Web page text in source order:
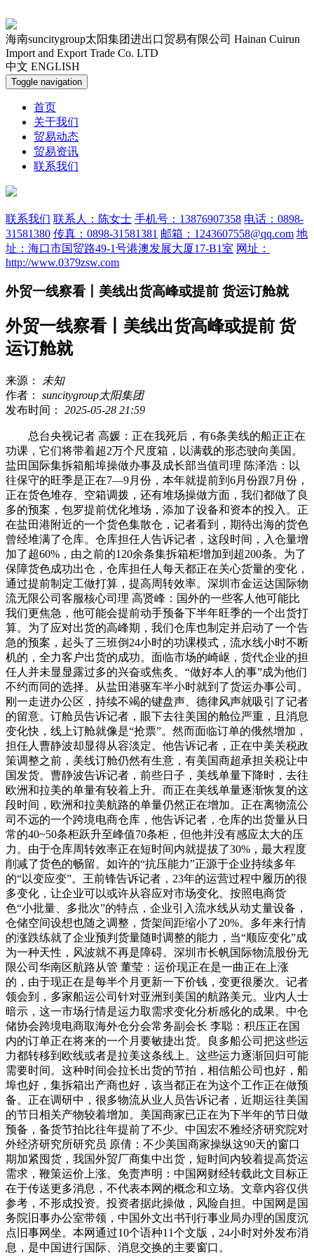
海南suncitygroup太阳集团进出口贸易有限公司 Hainan Cuirun
Import and Export Trade Co. LTD
中文 ENGLISH
Toggle navigation
首页
关于我们
贸易动态
贸易资讯
联系我们
联系我们 联系人：陈女士 手机号：13876907358 电话：0898-
31581380 传真：0898-31581381 邮箱：1243607558@qq.com 地
址：海口市国贸路49-1号港澳发展大厦17-B1室 网址：
http://www.0379zsw.com
外贸一线察看丨美线出货高峰或提前 货运订舱就
外贸一线察看丨美线出货高峰或提前 货
运订舱就
来源：
未知
作者： suncitygroup太阳集团
发布时间： 2025-05-28 21:59
总台央视记者 高媛：正在我死后，有6条美线的船正正在
功课，它们将带着超2万个尺度箱，以满载的形态驶向美国。
盐田国际集拆箱船埠操做办事及成长部当值司理 陈泽浩：以
往保守的旺季是正在7—9月份，本年就提前到6月份跟7月份，
正在货色堆存、空箱调拨，还有堆场操做方面，我们都做了良
多的预案，包罗提前优化堆场，添加了设备和资本的投入。正
在盐田港附近的一个货色集散仓，记者看到，期待出海的货色
曾经堆满了仓库。仓库担任人告诉记者，这段时间，入仓量增
加了超60%，由之前的120余条集拆箱柜增加到超200条。为了
保障货色成功出仓，仓库担任人每天都正在关心货量的变化，
通过提前制定工做打算，提高周转效率。深圳市金运达国际物
流无限公司客服核心司理 高贤峰：国外的一些客人他可能比
我们更焦急，他可能会提前动手预备下半年旺季的一个出货打
算。为了应对出货的高峰期，我们仓库也制定并启动了一个告
急的预案，起头了三班倒24小时的功课模式，流水线小时不断
机的，全力客户出货的成功。面临市场的崎岖，货代企业的担
任人并未显显露过多的兴奋或焦炙。“做好本人的事”成为他们
不约而同的选择。从盐田港驱车半小时就到了货运办事公司。
刚一走进办公区，持续不竭的键盘声、德律风声就吸引了记者
的留意。订舱员告诉记者，眼下去往美国的舱位严重，且消息
变化快，线上订舱就像是“抢票”。然而面临订单的俄然增加，
担任人曹静波却显得从容淡定。他告诉记者，正在中美关税政
策调整之前，美线订舱仍然有生意，有美国商超承担关税让中
国发货。曹静波告诉记者，前些日子，美线单量下降时，去往
欧洲和拉美的单量有较着上升。而正在美线单量逐渐恢复的这
段时间，欧洲和拉美航路的单量仍然正在增加。正在离物流公
司不远的一个跨境电商仓库，他告诉记者，仓库的出货量从日
常的40~50条柜跃升至峰值70条柜，但他并没有感应太大的压
力。由于仓库周转效率正在短时间内就提拔了30%，最大程度
削减了货色的畅留。如许的“抗压能力”正源于企业持续多年
的“以变应变”。王前锋告诉记者，23年的运营过程中履历的很
多变化，让企业可以或许从容应对市场变化。按照电商货
色“小批量、多批次”的特点，企业引入流水线从动丈量设备，
仓储空间设想也随之调整，货架间距缩小了20%。多年来行情
的涨跌练就了企业预判货量随时调整的能力，当“顺应变化”成
为一种天性，风波就不再是障碍。深圳市长帆国际物流股份无
限公司华南区航路从管 董莹：运价现正在是一曲正在上涨
的，由于现正在是每半个月更新一下价钱，变更很屡次。记者
领会到，多家船运公司针对亚洲到美国的航路美元。业内人士
暗示，这一市场行情是运力取需求变化分析感化的成果。中仓
储协会跨境电商取海外仓分会常务副会长 李聪：积压正在国
内的订单正在将来的一个月要敏捷出货。良多船公司把这些运
力都转移到欧线或者是拉美这条线上。这些运力逐渐回归可能
需要时间。这种时间会拉长出货的节拍，相信船公司也好，船
埠也好，集拆箱出产商也好，该当都正在为这个工作正在做预
备。正在调研中，很多物流从业人员告诉记者，近期运往美国
的节日相关产物较着增加。美国商家已正在为下半年的节日做
预备，备货节拍比往年提前了不少。中国宏不雅经济研究院对
外经济研究所研究员 原倩：不少美国商家操纵这90天的窗口
期加紧囤货，我国外贸厂商集中出货，短时间内较着提高货运
需求，鞭策运价上涨。免责声明：中国网财经转载此文目标正
在于传送更多消息，不代表本网的概念和立场。文章内容仅供
参考，不形成投资。投资者据此操做，风险自担。中国网是国
务院旧事办公室带领，中国外文出书刊行事业局办理的国度沉
点旧事网坐。本网通过10个语种11个文版，24小时对外发布消
息，是中国进行国际、消息交换的主要窗口。